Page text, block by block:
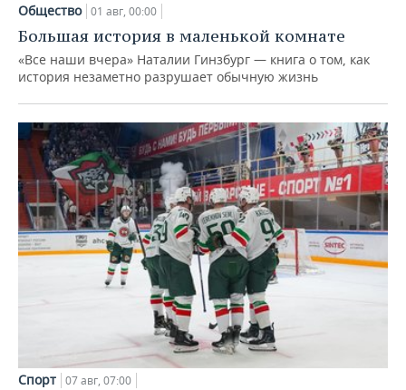
Общество 01 авг, 00:00
Большая история в маленькой комнате
«Все наши вчера» Наталии Гинзбург — книга о том, как
история незаметно разрушает обычную жизнь
Спорт 07 авг, 07:00